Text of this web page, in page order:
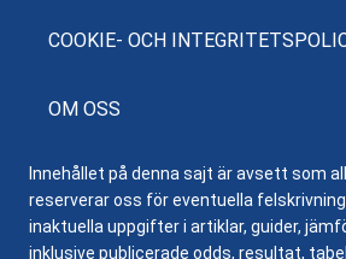
COOKIE- OCH
OM OSS
Innehållet på denna sajt är avsett som
reserverar oss för eventuella
inaktuella uppgifter i artiklar, guider,
inklusive publicerade odds, resultat,